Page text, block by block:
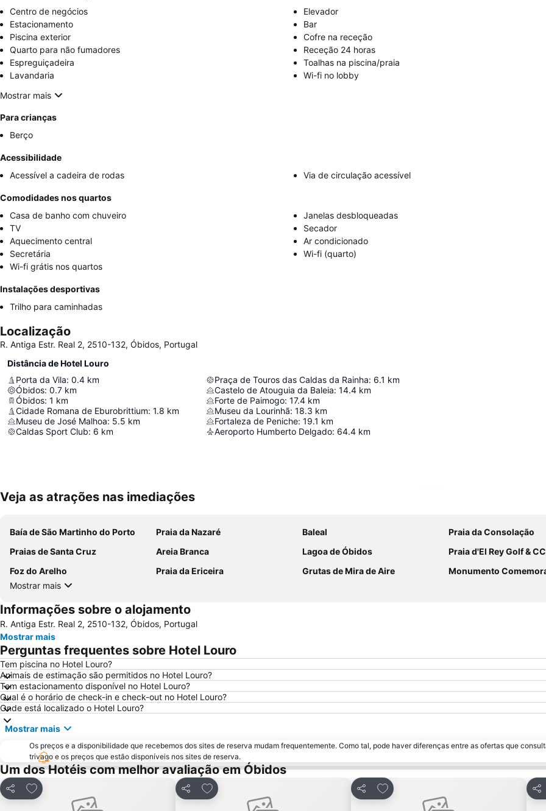
Centro de negócios
Elevador
Estacionamento
Bar
Piscina exterior
Cofre na receção
Quarto para não fumadores
Receção 24 horas
Espreguiçadeira
Toalhas na piscina/praia
Lavandaria
Wi-fi no lobby
Mostrar mais
Para crianças
Berço
Acessibilidade
Acessível a cadeira de rodas
Via de circulação acessível
Comodidades nos quartos
Casa de banho com chuveiro
Janelas desbloqueadas
TV
Secador
Aquecimento central
Ar condicionado
Secretária
Wi-fi (quarto)
Wi-fi grátis nos quartos
Instalações desportivas
Trilho para caminhadas
Localização
R. Antiga Estr. Real 2, 2510-132, Óbidos, Portugal
Distância de Hotel Louro
Porta da Vila: 0.4 km
Óbidos: 0.7 km
Óbidos: 1 km
Cidade Romana de Eburobrittium: 1.8 km
Museu de José Malhoa: 5.5 km
Caldas Sport Club: 6 km
Praça de Touros das Caldas da Rainha: 6.1 km
Castelo de Atouguia da Baleia: 14.4 km
Forte de Paimogo: 17.4 km
Museu da Lourinhã: 18.3 km
Fortaleza de Peniche: 19.1 km
Aeroporto Humberto Delgado: 64.4 km
Veja as atrações nas imediações
Baía de São Martinho do Porto Praia da Nazaré Baleal
Praia da Consolação
Praias de Santa Cruz
Areia Branca Lagoa de Óbidos
Praia d'El Rey Golf & CC
Foz do Arelho
Praia da Ericeira Grutas de Mira de Aire
Monumento Comemorativo da
Mostrar mais
Informações sobre o alojamento
R. Antiga Estr. Real 2, 2510-132, Óbidos, Portugal
Mostrar mais
Perguntas frequentes sobre Hotel Louro
Tem piscina no Hotel Louro?
Animais de estimação são permitidos no Hotel Louro?
Tem estacionamento disponível no Hotel Louro?
Qual é o horário de check-in e check-out no Hotel Louro?
Onde está localizado o Hotel Louro?
Mostrar mais
Os preços e a disponibilidade que recebemos dos sites de reserva mudam frequentemente. Como tal, pode haver diferenças entre as ofertas que
trivago e os preços que estão disponíveis nos sites de reserva.
Um dos Hotéis com melhor avaliação em Óbidos
Partilhar
Adicionar aos favoritos
Partilhar
Adicionar aos favoritos
Partilhar
Adicionar aos favoritos